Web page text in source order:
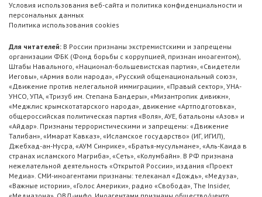
Условия использования веб-сайта и политика конфиденциальности и
персональных данных
Политика использования cookies
Для читателей: В России признаны экстремистскими и запрещены
организации ФБК (Фонд борьбы с коррупцией, признан иноагентом),
Штабы Навального, «Национал-большевистская партия», «Свидетели
Иеговы», «Армия воли народа», «Русский общенациональный союз»,
«Движение против нелегальной иммиграции», «Правый сектор», УНА-
УНСО, УПА, «Тризуб им. Степана Бандеры», «Мизантропик дивижн»,
«Меджлис крымскотатарского народа», движение «Артподготовка»,
общероссийская политическая партия «Воля», АУЕ, батальоны «Азов» и
«Айдар». Признаны террористическими и запрещены: «Движение
Талибан», «Имарат Кавказ», «Исламское государство» (ИГ, ИГИЛ),
Джебхад-ан-Нусра, «АУМ Синрике», «Братья-мусульмане», «Аль-Каида в
странах исламского Магриба», «Сеть», «Колумбайн». В РФ признана
нежелательной деятельность «Открытой России», издания «Проект
Медиа». СМИ-иноагентами признаны: телеканал «Дождь», «Медуза»,
«Важные истории», «Голос Америки», радио «Свобода», The Insider,